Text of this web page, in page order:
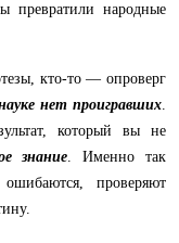
превратили народные
кто-то — опроверг
нет проигравших.
который вы не
знание. Именно так
проверяют